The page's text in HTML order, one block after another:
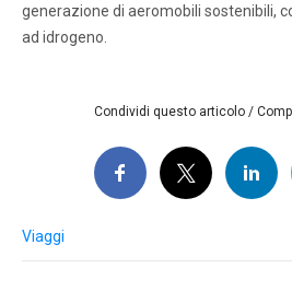
generazione di aeromobili sostenibili,
ad idrogeno.
Condividi questo articolo /
Viaggi